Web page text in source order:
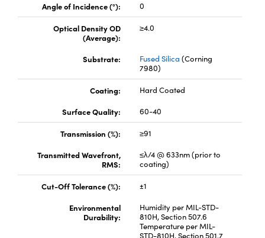
(UFI)
Angle of Incidence (°):
0
Optical Density OD
(Average):
≥4.0
Substrate: Fused Silica (Corning
7980)
Coating:
Hard Coated
Surface Quality:
60-40
Transmission (%):
≥91
Transmitted Wavefront,
RMS:
≤λ/4 @ 633nm (prior to
coating)
Cut-Off Tolerance (%):
±1
Environmental
Durability:
Humidity per MIL-STD-
810H, Section 507.6
Temperature per MIL-
STD-810H, Section 501.7